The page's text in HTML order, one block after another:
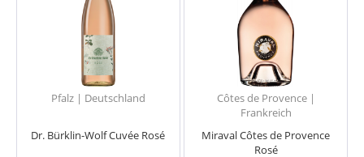
Pfalz | Deutschland
Dr. Bürklin-Wolf Cuvée Rosé
Côtes de Provence |
Frankreich
Miraval Côtes de Provence
Rosé